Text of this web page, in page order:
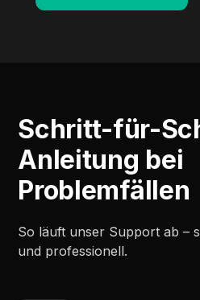
Schritt-für-
Anleitung bei
Problemfällen
So läuft unser Support ab –
und professionell.